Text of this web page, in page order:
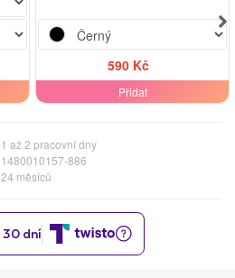
590 Kč
Přidat
1 až 2 pracovní dny
1480010157-886
24 měsíců